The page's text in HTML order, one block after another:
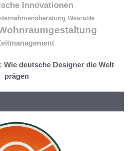
Innovationen
Wearable
Wie deutsche Designer die Welt
prägen